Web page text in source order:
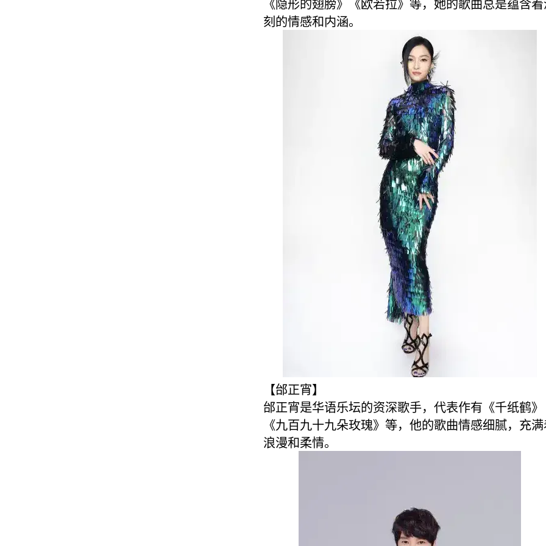
《隐形的翅膀》《欧若拉》等，她的歌曲总是蕴含
刻的情感和内涵。
【邰正宵】
邰正宵是华语乐坛的资深歌手，代表作有《千纸鹤》
《九百九十九朵玫瑰》等，他的歌曲情感细腻，充
浪漫和柔情。